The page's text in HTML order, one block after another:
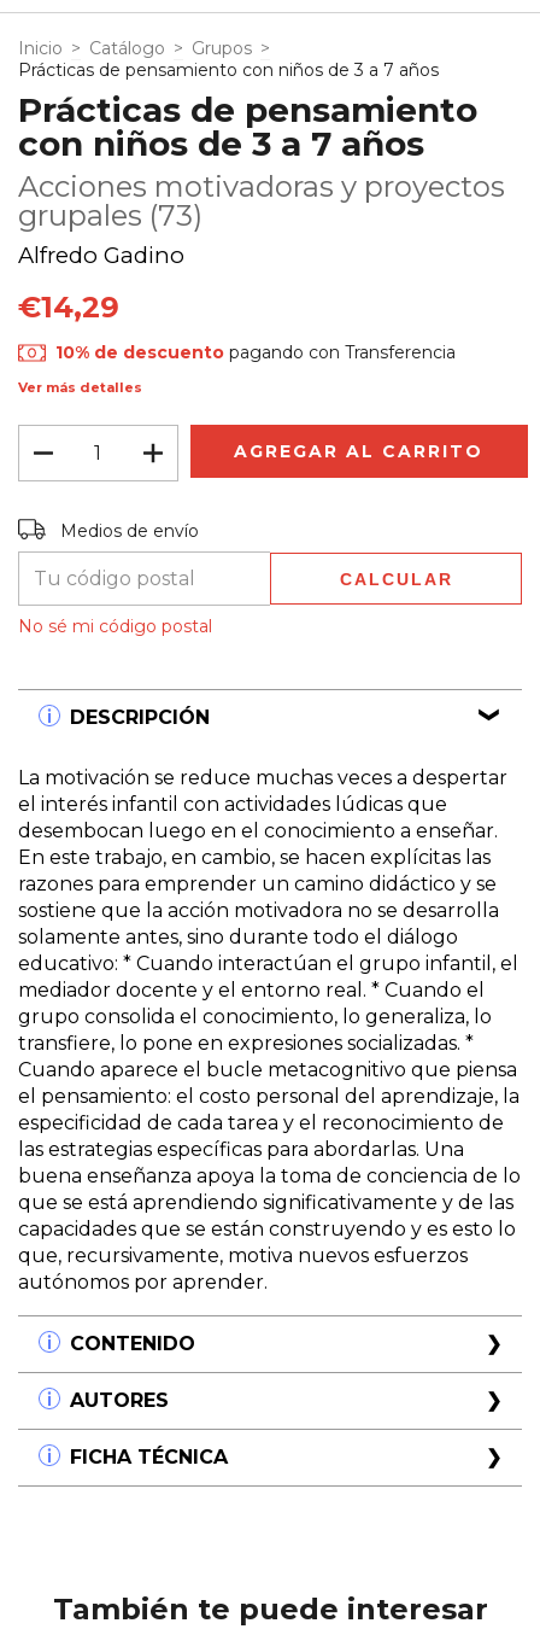
Inicio > Catálogo > Grupos >
Prácticas de pensamiento con niños de 3 a 7 años
Prácticas de pensamiento
con niños de 3 a 7 años
Acciones motivadoras y proyectos
grupales (73)
Alfredo Gadino
€14,29
10% de descuento pagando con Transferencia
Ver más detalles
Entregas para el CP:
Medios de envío
CALCULAR
No sé mi código postal
DESCRIPCIÓN
La motivación se reduce muchas veces a despertar
el interés infantil con actividades lúdicas que
desembocan luego en el conocimiento a enseñar.
En este trabajo, en cambio, se hacen explícitas las
razones para emprender un camino didáctico y se
sostiene que la acción motivadora no se desarrolla
solamente antes, sino durante todo el diálogo
educativo: * Cuando interactúan el grupo infantil, el
mediador docente y el entorno real. * Cuando el
grupo consolida el conocimiento, lo generaliza, lo
transfiere, lo pone en expresiones socializadas. *
Cuando aparece el bucle metacognitivo que piensa
el pensamiento: el costo personal del aprendizaje, la
especificidad de cada tarea y el reconocimiento de
las estrategias específicas para abordarlas. Una
buena enseñanza apoya la toma de conciencia de lo
que se está aprendiendo significativamente y de las
capacidades que se están construyendo y es esto lo
que, recursivamente, motiva nuevos esfuerzos
autónomos por aprender.
CONTENIDO
Capítulo 1
El pensamiento estratégico y los niños del nivel
inicial y primeros años escolares
Capítulo 2
Los padres y los docentes en la construcción del
Capítulo 4
Proyecto: Abrir cabezas
AUTORES
Alfredo Gadino
Maestro uruguayo que concibe la tarea de
enseñar como un espacio tenso, complejo, de
antropológicas y políticas que entrañan opciones,
FICHA TÉCNICA
También te puede interesar